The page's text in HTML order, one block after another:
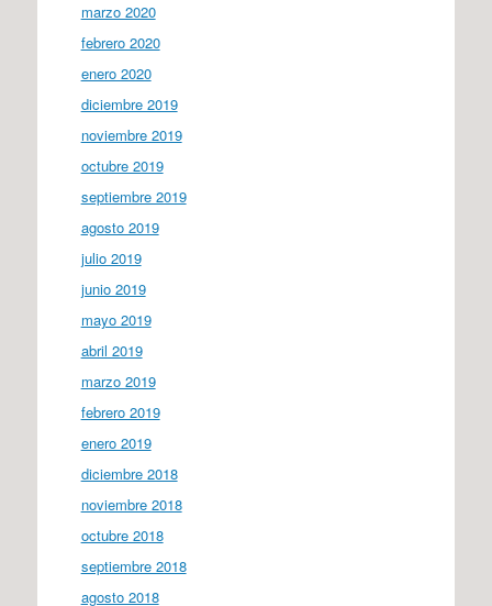
marzo 2020
febrero 2020
enero 2020
diciembre 2019
noviembre 2019
octubre 2019
septiembre 2019
agosto 2019
julio 2019
junio 2019
mayo 2019
abril 2019
marzo 2019
febrero 2019
enero 2019
diciembre 2018
noviembre 2018
octubre 2018
septiembre 2018
agosto 2018